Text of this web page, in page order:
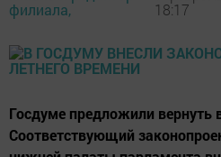
филиала,
18:17
Госдуме предложили вернуть
Соответствующий